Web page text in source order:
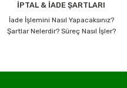
İPTAL & İADE ŞARTLARI
İade İşlemini Nasıl Yapacaksınız?
Şartlar Nelerdir? Süreç Nasıl İşler?